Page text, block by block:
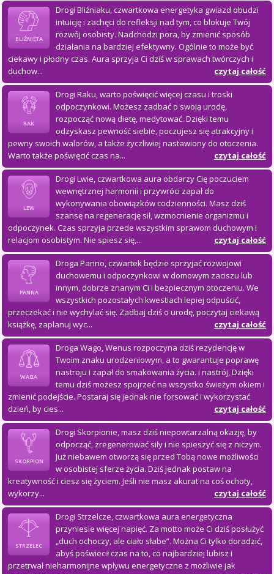
BLIŹNIĘTA
Drogi Bliźniaku, czwartkowa energetyka gwiazd obudzi
intuicję i zachęci do refleksji nad tym, co blokuje Twój
rozwój osobisty. Nadchodzi pora, by zmienić sposób
działania na bardziej efektywny. Ogólnie to może być
ciekawy i płodny czas. Aura sprzyja Ci dziś w sprawach twórczych i
duchow...
czytaj całość
RAK
Drogi Raku, warto poświęcić więcej czasu i troski
odpoczynkowi. Możesz zadbać o swoją urodę,
rozpocząć nową dietę, medytować. Dzięki temu
odzyskasz pewność siebie, poczujesz się atrakcyjny i
pewny swoich walorów, a także życzliwiej nastawiony do otoczenia.
Warto także poświęcić czas na...
czytaj całość
LEW
Drogi Lwie, czwartkowa aura obdarzy Cię poczuciem
wewnętrznej harmonii i przywróci zapał do
wykonywania obowiązków codzienności. Masz dziś
szansę na regenerację sił, wzmocnienie organizmu i
odpoczynek. Czas sprzyja przede wszystkim sprawom duchowym i
relacjom osobistym. Nie spiesz się,...
czytaj całość
PANNA
Droga Panno, czwartek będzie sprzyjać rozwojowi
duchowemu i odpoczynkowi w domowym zaciszu lub
innym, dobrze znanym Ci i bezpiecznym otoczeniu. We
wszystkich pozostałych kwestiach lepiej odpuścić,
przeczekać i nie wychylać się. Zadbaj dziś o urodę, poczytaj ciekawą
książkę, zaplanuj wyc...
czytaj całość
WAGA
Droga Wago, Wenus rozpoczyna dziś rezydencję w
Twoim znaku urodzeniowym, a to gwarantuje poprawę
nastroju i zapał do smakowania życia. i nastrój, Dzięki
temu dziś możesz spojrzeć na wszystko świeżym okiem i
zmienić podejście. Postaraj się jednak nie forsować i wykorzystać
dzień, by cies...
czytaj całość
SKORPION
Drogi Skorpionie, masz dziś niepowtarzalną okazję, by
odpocząć, zregenerować siły i nie spieszyć się z niczym.
Już niebawem otworzą się przed Tobą nowe możliwości
w osobistej sferze życia. Dziś jednak postaw na
kreatywność i ciesz się życiem. Jeśli nie masz akurat na coś ochoty,
wykorzy...
czytaj całość
STRZELEC
Drogi Strzelcze, czwartkowa aura energetyczna
przyniesie więcej napięć. Za motto może Ci dziś posłużyć
„duch ochoczy, ale ciało słabe”. Można Ci tylko doradzić,
abyś poświecił czas na to, co najbardziej lubisz i
przetrwał nieharmonijne wpływu energetyczne z możliwie jak